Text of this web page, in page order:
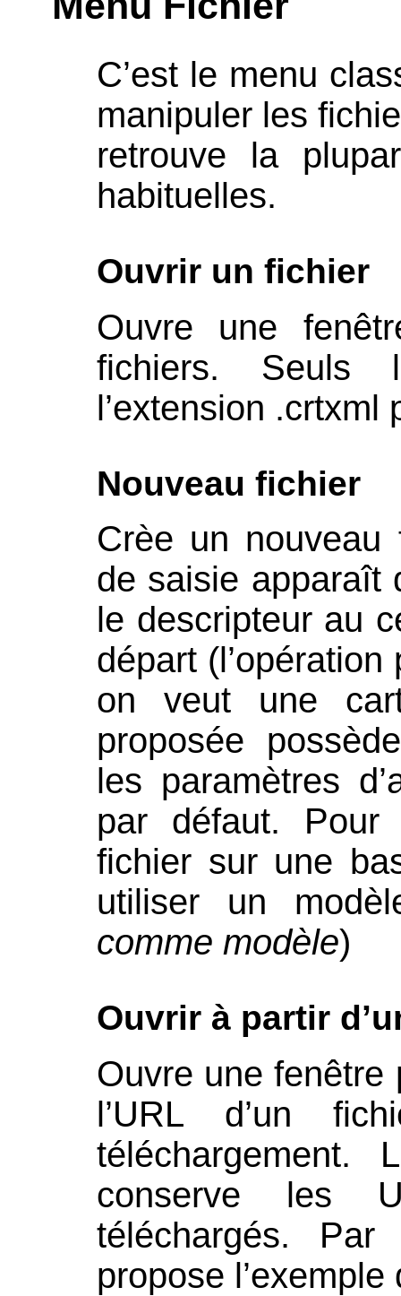
C’est le menu
manipuler les
retrouve la
habituelles.
Ouvrir un fichier
Ouvre une
fichiers. Seuls
l’extension .crtxml
Nouveau fichier
Crèe un nouveau
de saisie apparaît
le descripteur au
départ
on veut une
proposée
les paramètres
par défaut. Pour
fichier sur une
utiliser un
comme modèle)
Ouvrir à partir
Ouvre une fenêtre
l’URL d’un
téléchargement.
conserve les
téléchargés.
propose